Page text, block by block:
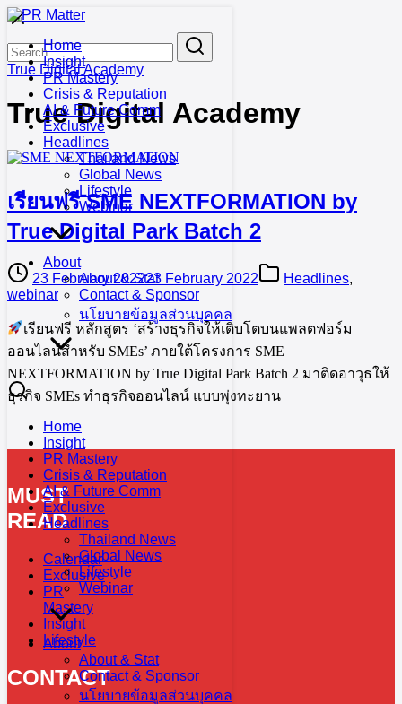
Skip
contentHome
Insight
PR Mastery
Crisis & Reputation
AI & Future Comm
Exclusive
Headlines
Thailand News
Global News
Lifestyle
Webinar
About
About & Stat
Contact & Sponsor
นโยบายข้อมูลส่วนบุคคล
Home
Insight
PR Mastery
Crisis & Reputation
AI & Future Comm
Exclusive
Headlines
Thailand News
Global News
Lifestyle
Webinar
About
About & Stat
Contact & Sponsor
นโยบายข้อมูลส่วนบุคคล
Search
for:
True Digital Academy
True Digital Academy
เรียนฟรี SME NEXTFORMATION by
True Digital Park Batch 2
23 February 202223 February 2022 Headlines,
webinar
เรียนฟรี หลักสูตร ‘สร้างธุรกิจให้เติบโตบนแพลตฟอร์ม
ออนไลน์สำหรับ SMEs’ ภายใต้โครงการ SME
NEXTFORMATION by True Digital Park Batch 2 มาติดอาวุธให้
ธุรกิจ SMEs ทำธุรกิจออนไลน์ แบบพุ่งทะยาน
MUST
READ
Calendar
Exclusive
PR
Mastery
Insight
Lifestyle
CONTACT